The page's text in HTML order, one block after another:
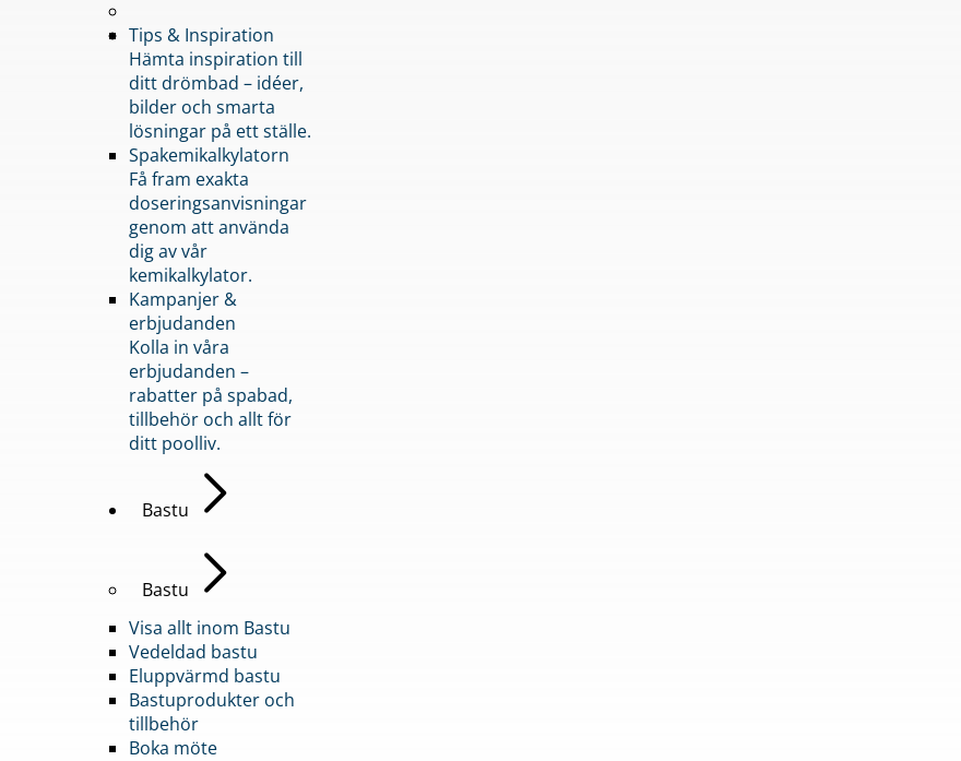
Tips & Inspiration
Hämta inspiration till
ditt drömbad – idéer,
bilder och smarta
lösningar på ett ställe.
Spakemikalkylatorn
Få fram exakta
doseringsanvisningar
genom att använda
dig av vår
kemikalkylator.
Kampanjer &
erbjudanden
Kolla in våra
erbjudanden –
rabatter på spabad,
tillbehör och allt för
ditt poolliv.
Bastu
Bastu
Visa allt inom Bastu
Vedeldad bastu
Eluppvärmd bastu
Bastuprodukter och
tillbehör
Boka möte